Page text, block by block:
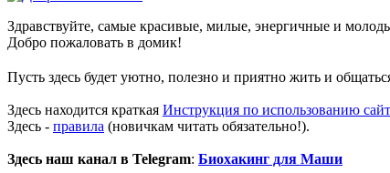
Здравствуйте, самые красивые, милые, энергичные и
Добро пожаловать в домик!
Пусть здесь будет уютно, полезно и приятно жить и
Здесь находится краткая Инструкция по использованию
Здесь - правила (новичкам читать обязательно!).
Здесь наш канал в Telegram: Биохакинг для Маши